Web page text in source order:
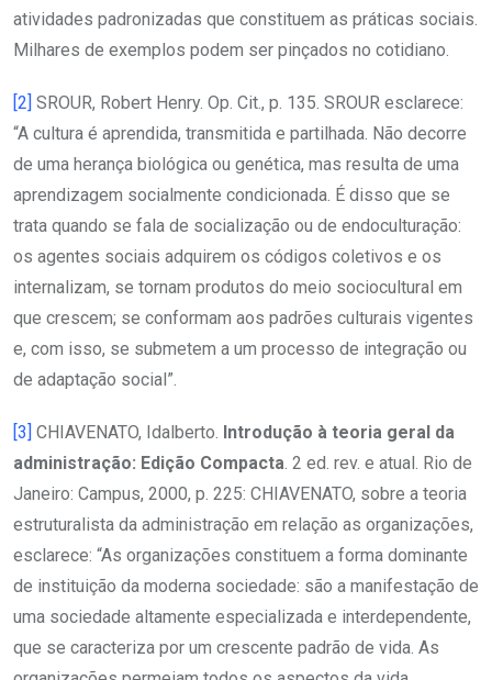
atividades padronizadas que constituem as práticas sociais.
Milhares de exemplos podem ser pinçados no cotidiano.
[2] SROUR, Robert Henry. Op. Cit., p. 135. SROUR esclarece:
“A cultura é aprendida, transmitida e partilhada. Não decorre
de uma herança biológica ou genética, mas resulta de uma
aprendizagem socialmente condicionada. É disso que se
trata quando se fala de socialização ou de endoculturação:
os agentes sociais adquirem os códigos coletivos e os
internalizam, se tornam produtos do meio sociocultural em
que crescem; se conformam aos padrões culturais vigentes
e, com isso, se submetem a um processo de integração ou
de adaptação social”.
[3] CHIAVENATO, Idalberto. Introdução à teoria geral da
administração: Edição Compacta. 2 ed. rev. e atual. Rio de
Janeiro: Campus, 2000, p. 225: CHIAVENATO, sobre a teoria
estruturalista da administração em relação as organizações,
esclarece: “As organizações constituem a forma dominante
de instituição da moderna sociedade: são a manifestação de
uma sociedade altamente especializada e interdependente,
que se caracteriza por um crescente padrão de vida. As